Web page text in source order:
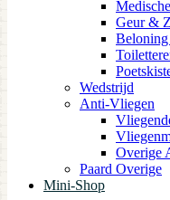
Geur &
Wedstrijd
Anti-Vliegen
Overige
Paard Overige
Mini-Shop